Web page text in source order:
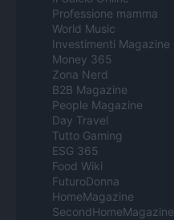
Professione mamma
World Music
Investimenti Magazine
Money 365
Zona Nerd
B2B Magazine
People Magazine
Day Travel
Tutto Gaming
ESG 365
Food Wiki
FuturoDonna
HomeMagazine
SecondHomeMagazine